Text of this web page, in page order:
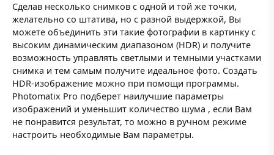
Сделав несколько снимков с одной и той же точки,
желательно со штатива, но с разной выдержкой, Вы
можете объединить эти такие фотографии в картинку с
высоким динамическим диапазоном (HDR) и получите
возможность управлять светлыми и темными участками
снимка и тем самым получите идеальное фото. Создать
HDR-изображение можно при помощи программы.
Photomatix Pro подберет наилучшие параметры
изображений и уменьшит количество шума , если Вам
не понравится результат, то можно в ручном режиме
настроить необходимые Вам параметры.